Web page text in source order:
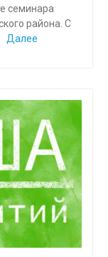
семинара
района. С
Далее